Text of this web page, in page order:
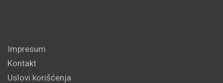
Impresum
Kontakt
Uslovi korišćenja